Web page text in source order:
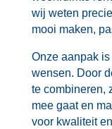
wij weten
mooi maken,
Onze aanpak
wensen.​ Door
te combineren,
mee gaat en
voor kwaliteit